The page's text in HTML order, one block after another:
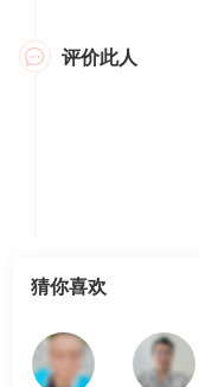
 评价此人
猜你喜欢